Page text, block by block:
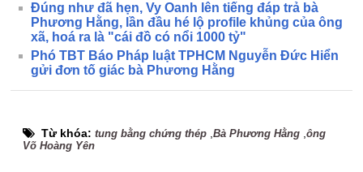
Đúng như đã hẹn, Vy Oanh lên tiếng đáp trả bà
Phương Hằng, lần đầu hé lộ profile khủng của ông
xã, hoá ra là "cái đồ có nổi 1000 tỷ"
Phó TBT Báo Pháp luật TPHCM Nguyễn Đức Hiển
gửi đơn tố giác bà Phương Hằng
Từ khóa:tung bằng chứng thép ,Bà Phương Hằng ,ông
Võ Hoàng Yên